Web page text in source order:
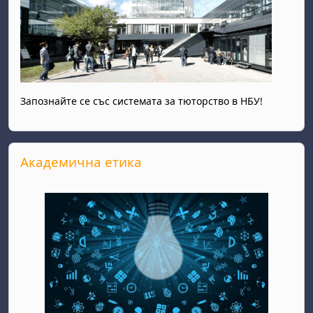
Запознайте се със системата за тюторство в НБУ!
Passer Академична етика
Академична етика